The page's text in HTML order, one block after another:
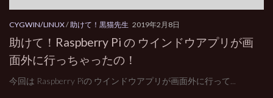
CYGWIN/LINUX/助けて！黒猫先生 2019年2月8日
助けて！Raspberry Pi の ウインドウアプリが画
面外に行っちゃったの！
今回は Raspberry Piの ウインドウアプリが画面外に行って...